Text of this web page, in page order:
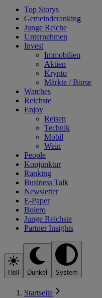
Top Storys
Gemeinderanking
Junge Reiche
Unternehmen
Invest
Immobilien
Aktien
Krypto
Märkte / Börse
Watches
Reichste
Enjoy
Reisen
Technik
Mobil
Wein
People
Konjunktur
Ranking
Business Talk
Newsletter
E-Paper
Bolero
Junge Reichste
Partner Insights
Hell Dunkel System
Startseite